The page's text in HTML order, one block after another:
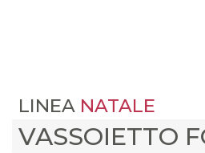
LINEA NATALE
VASSOIETTO